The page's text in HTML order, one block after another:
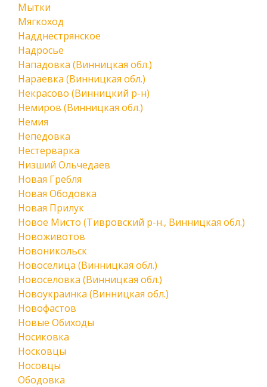
Мытки
Мягкоход
Надднестрянское
Надросье
Нападовка (Винницкая обл.)
Нараевка (Винницкая обл.)
Некрасово (Винницкий р-н)
Немиров (Винницкая обл.)
Немия
Непедовка
Нестерварка
Низший Ольчедаев
Новая Гребля
Новая Ободовка
Новая Прилук
Новое Мисто (Тивровский р-н., Винницкая обл.)
Новоживотов
Новоникольск
Новоселица (Винницкая обл.)
Новоселовка (Винницкая обл.)
Новоукраинка (Винницкая обл.)
Новофастов
Новые Обиходы
Носиковка
Носковцы
Носовцы
Ободовка